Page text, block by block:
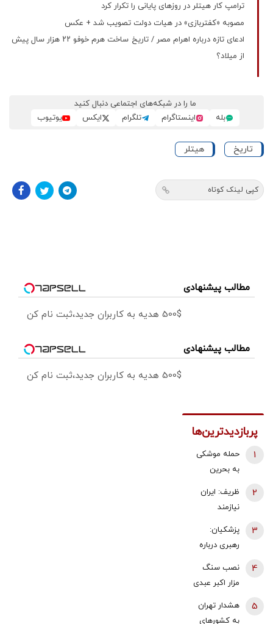
ترامپ کار هیتلر در روزهای پایانی را تکرار کرد
مصوبه «کفتربازی» در هیات دولت تصویب شد + عکس
ادعای تازه درباره اهرام مصر / تاریخ ساخت هرم خوفو ۲۲ هزار سال پیش
از میلاد؟
ما را در شبکه‌های اجتماعی دنبال کنید
بله
اینستاگرام تلگرام ایکس یوتیوب
تاریخ هیتلر
کپی لینک کوتاه
مطالب پیشنهادی
500$ هدیه به کاربران جدید،ثبت نام کن
مطالب پیشنهادی
500$ هدیه به کاربران جدید،ثبت نام کن
پربازدیدترین‌ها
حمله موشکی
به بحرین
1
ظریف: ایران
نیازمند
متوازن و
چندوجهی است
| باید از
نگاه‌های
روابط با روسیه
2
پزشکیان:
رهبری درباره
تفاهمنامه بر
کارشناسی
تصمیم گرفتند/
تنها کسانی که
3
نصب سنگ
مزار اکبر عبدی
خانواده/
4
هشدار تهران
به کشورهای
5